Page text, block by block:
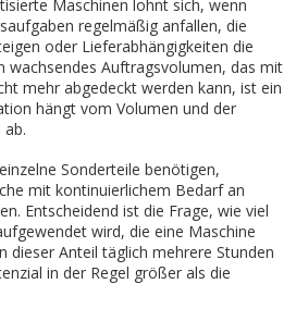
Maschinen lohnt sich, wenn
regelmäßig anfallen, die
oder Lieferabhängigkeiten die
wachsendes Auftragsvolumen, das mit
mehr abgedeckt werden kann, ist ein
hängt vom Volumen und der
Sonderteile benötigen,
mit kontinuierlichem Bedarf an
Entscheidend ist die Frage, wie viel
wird, die eine Maschine
dieser Anteil täglich mehrere Stunden
in der Regel größer als die